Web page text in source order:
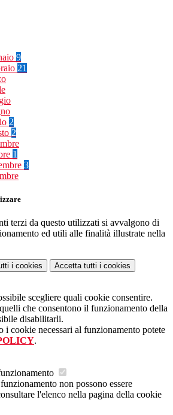
9
21
2
2
1
3
terzi da questo utilizzati si avvalgono di
ed utili alle finalità illustrate nella
i cookies Accetta tutti i cookies
scegliere quali cookie consentire.
che consentono il funzionamento della
disabilitarli.
i cookie necessari al funzionamento potete
.
non possono essere
l'elenco nella pagina della cookie